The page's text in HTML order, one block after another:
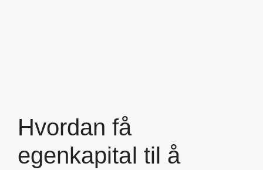
Hvordan få
egenkapital til å